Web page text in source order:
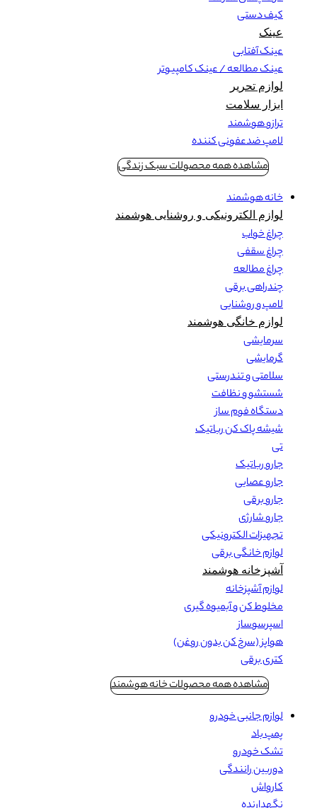
کیف دستی
عینک
عینک آفتابی
عینک مطالعه / عینک کامپیوتر
لوازم تحریر
ابزار سلامت
ترازو هوشمند
لامپ ضدعفونی کننده
مشاهده همه محصولات سبک زندگی
خانه هوشمند
لوازم الکترونیکی و روشنایی هوشمند
چراغ خواب
چراغ سقفی
چراغ مطالعه
چندراهی برقی
لامپ و روشنایی
لوازم خانگی هوشمند
سرمایشی
گرمایشی
سلامتی و تندرستی
شستشو و نظافت
دستگاه فوم ساز
شیشه پاک کن رباتیک
تی
جارو رباتیک
جارو عصایی
جارو برقی
جارو شارژی
تجهیزات الکترونیکی
لوازم خانگی برقی
آشپزخانه هوشمند
لوازم آشپزخانه
مخلوط کن و آبمیوه گیری
اسپرسوساز
هواپز (سرخ کن بدون روغن)
کتری برقی
مشاهده همه محصولات خانه هوشمند
لوازم جانبی خودرو
پمپ باد
تشک خودرو
دوربین رانندگی
کارواش